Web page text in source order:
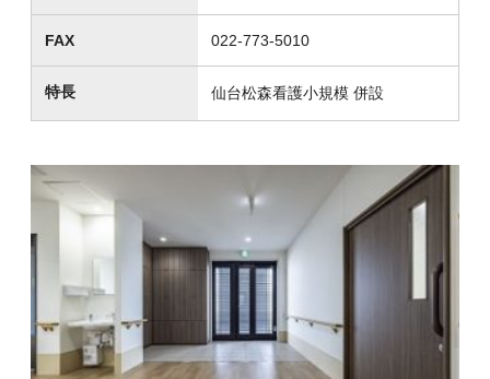
FAX 022-773-5010
特長 仙台松森看護小規模 併設